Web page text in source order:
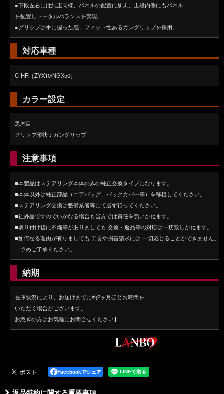
●下段左右には純正同様、パネルの配置に加え、上段内側にもパネル
を配置しトータルバランスを実現。
●グリップは手に握った感、フィット性あるガングリップを採用。
対応車種
C-HR［ZYX10/NGX50］
カラー設定
黒木目
グリップ形状：ガングリップ
注意事項
■本製品はステアリング本体のみの純正交換タイプになります。
■本体以外は純正部品（エアバッグ、バックカバー等）を移植してください。
■ステアリング交換は整備業者等にて必ず行ってください。
■社外品ですのでいかなる場合も当方では責任を負いかねます。
■取り付け後に不備等がありましても 交換・返品等の対応は一切致しかねます。
■如何なる理由が有りましても 工賃や損害請求には 一切応じることができません。
予めご了承ください。
納期
在庫状況により、お届けまでに約2ヶ月ほどお時間を
いただく場合がございます。
お急ぎの方はお気軽にお問合せください】
Facebookでシェア